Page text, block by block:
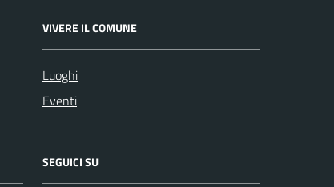
VIVERE IL COMUNE
Luoghi
Eventi
SEGUICI SU